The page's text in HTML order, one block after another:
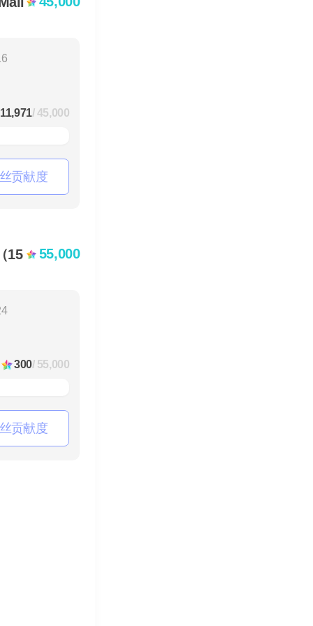
11,971/ 45,000
贡献度
15 55,000
300/ 55,000
贡献度